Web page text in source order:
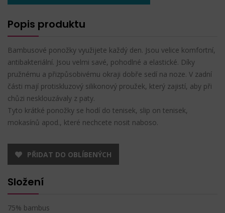
Popis produktu
Bambusové ponožky využijete každý den. Jsou velice komfortní,
antibakteriální. Jsou velmi savé, pohodlné a elastické. Díky
pružnému a přizpůsobivému okraji dobře sedí na noze. V zadní
části mají protiskluzový silikonový proužek, který zajistí, aby při
chůzi nesklouzávaly z paty.
Tyto krátké ponožky se hodí do tenisek, slip on tenisek,
mokasínů apod., které nechcete nosit naboso.
PŘIDAT DO OBLÍBENÝCH
Složení
75% bambus